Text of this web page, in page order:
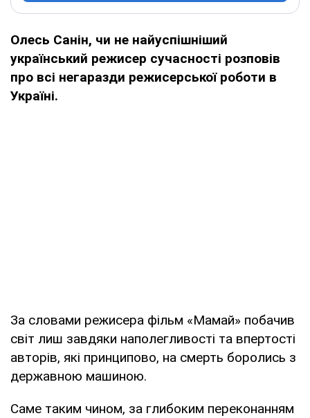
Олесь Санін, чи не найуспішніший
український режисер сучасності розповів
про всі негаразди режисерської роботи в
Україні.
За словами режисера фільм «Мамай» побачив
світ лиш завдяки наполегливості та впертості
авторів, які принципово, на смерть боролись з
державною машиною.
Саме таким чином, за глибоким переконанням